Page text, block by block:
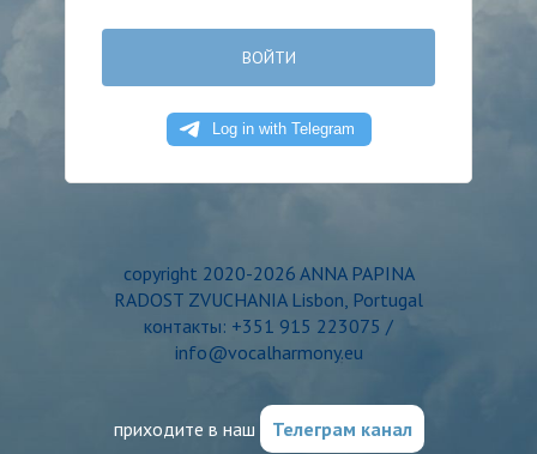
ВОЙТИ
copyright 2020-2026 ANNA PAPINA
RADOST ZVUCHANIA Lisbon, Portugal
контакты: +351 915 223075 /
info@vocalharmony.eu
приходите в наш Телеграм канал